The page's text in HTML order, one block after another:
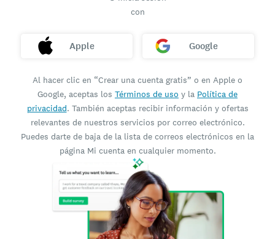
con
Apple Google
Al hacer clic en “Crear una cuenta gratis” o en Apple o
Google, aceptas los Términos de uso y la Política de
privacidad. También aceptas recibir información y ofertas
relevantes de nuestros servicios por correo electrónico.
Puedes darte de baja de la lista de correos electrónicos en la
página Mi cuenta en cualquier momento.